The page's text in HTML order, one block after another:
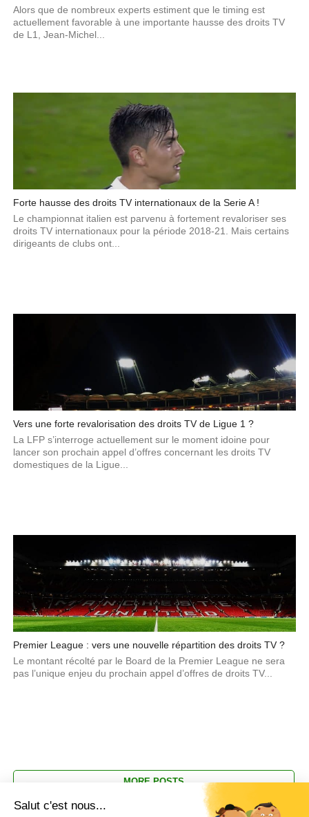
Alors que de nombreux experts estiment que le timing est
actuellement favorable à une importante hausse des droits TV
de L1, Jean-Michel...
Forte hausse des droits TV internationaux de la Serie A !
Le championnat italien est parvenu à fortement revaloriser ses
droits TV internationaux pour la période 2018-21. Mais certains
dirigeants de clubs ont...
Vers une forte revalorisation des droits TV de Ligue 1 ?
La LFP s’interroge actuellement sur le moment idoine pour
lancer son prochain appel d’offres concernant les droits TV
domestiques de la Ligue...
Premier League : vers une nouvelle répartition des droits TV ?
Le montant récolté par le Board de la Premier League ne sera
pas l’unique enjeu du prochain appel d’offres de droits TV...
MORE POSTS